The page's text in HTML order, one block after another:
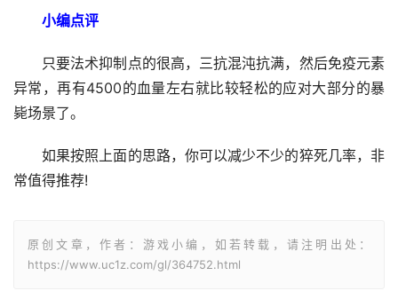
小编点评
只要法术抑制点的很高，三抗混沌抗满，然后免疫元素
异常，再有4500的血量左右就比较轻松的应对大部分的暴
毙场景了。
如果按照上面的思路，你可以减少不少的猝死几率，非
常值得推荐!
原创文章，作者：游戏小编，如若转载，请注明出处：
https://www.uc1z.com/gl/364752.html